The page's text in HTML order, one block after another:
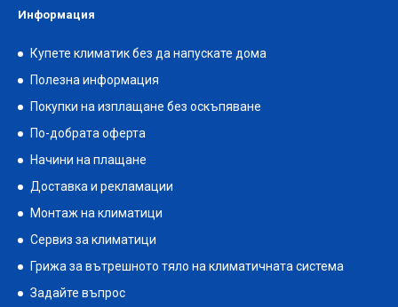
Информация
Купете климатик без да напускате дома
Полезна информация
Покупки на изплащане без оскъпяване
По-добрата оферта
Начини на плащане
Доставка и рекламации
Монтаж на климатици
Сервиз за климатици
Грижа за вътрешното тяло на климатичната система
Задайте въпрос